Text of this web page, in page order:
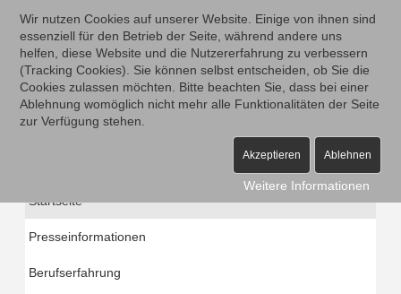
Startseite
Presseinformationen
Berufserfahrung
Wir nutzen Cookies auf unserer Website. Einige von ihnen sind
essenziell für den Betrieb der Seite, während andere uns
helfen, diese Website und die Nutzererfahrung zu verbessern
(Tracking Cookies). Sie können selbst entscheiden, ob Sie die
Cookies zulassen möchten. Bitte beachten Sie, dass bei einer
Ablehnung womöglich nicht mehr alle Funktionalitäten der Seite
zur Verfügung stehen.
Akzeptieren Ablehnen
Weitere Informationen